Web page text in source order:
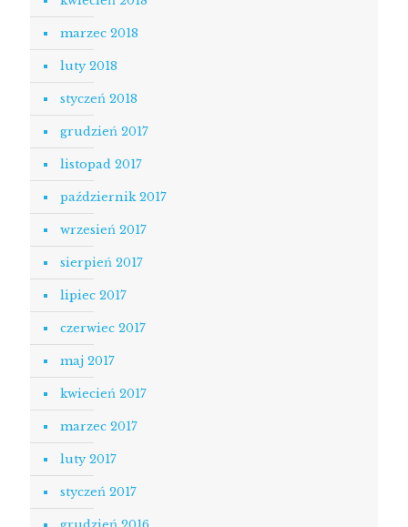
marzec 2018
luty 2018
styczeń 2018
grudzień 2017
listopad 2017
październik 2017
wrzesień 2017
sierpień 2017
lipiec 2017
czerwiec 2017
maj 2017
kwiecień 2017
marzec 2017
luty 2017
styczeń 2017